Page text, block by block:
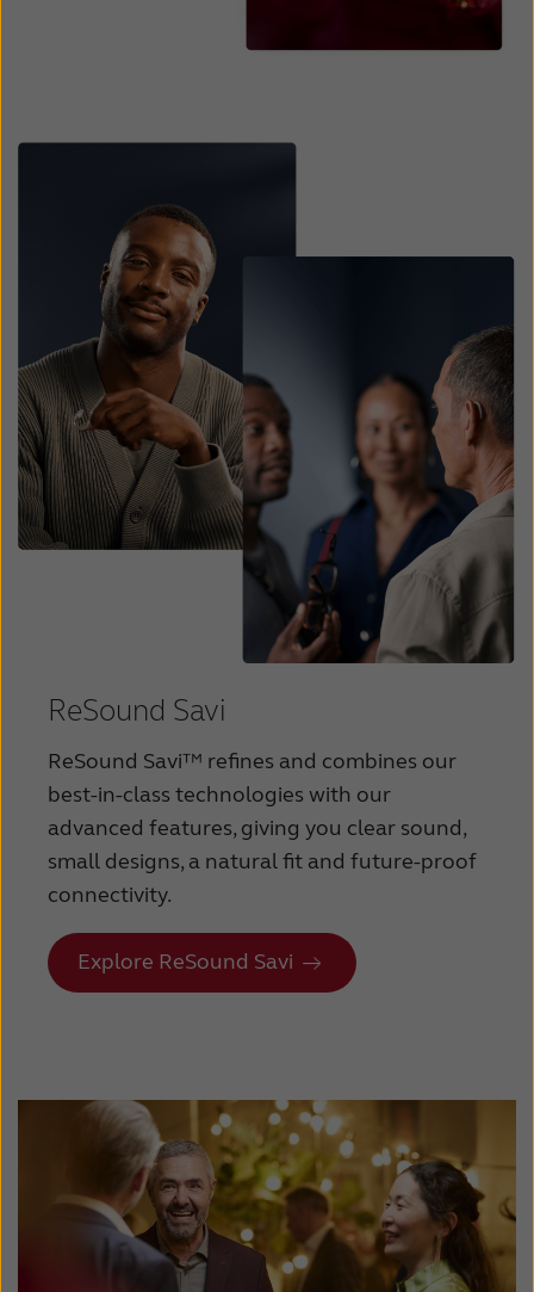
ReSound Savi
ReSound Savi™ refines and combines our
best-in-class technologies with our
advanced features, giving you clear sound,
small designs, a natural fit and future-proof
connectivity.
Explore ReSound Savi